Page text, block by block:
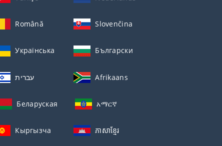
Română Slovenčina
Українська Български
עברית Afrikaans
Беларуская አማርኛ
Кыргызча ភាសាខ្មែរ